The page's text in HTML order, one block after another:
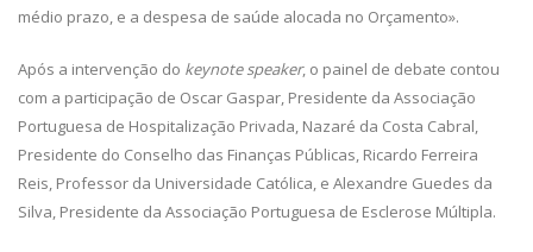
médio prazo, e a despesa de saúde alocada no Orçamento».
Após a intervenção do keynote speaker, o painel de debate contou
com a participação de Oscar Gaspar, Presidente da Associação
Portuguesa de Hospitalização Privada, Nazaré da Costa Cabral,
Presidente do Conselho das Finanças Públicas, Ricardo Ferreira
Reis, Professor da Universidade Católica, e Alexandre Guedes da
Silva, Presidente da Associação Portuguesa de Esclerose Múltipla.